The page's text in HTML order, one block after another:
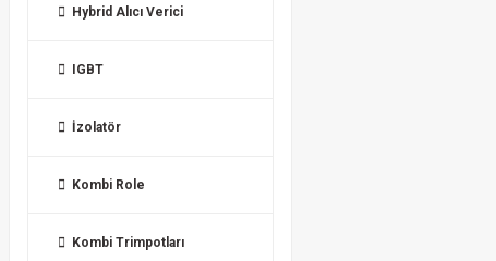
Hybrid Alıcı Verici
IGBT
İzolatör
Kombi Role
Kombi Trimpotları